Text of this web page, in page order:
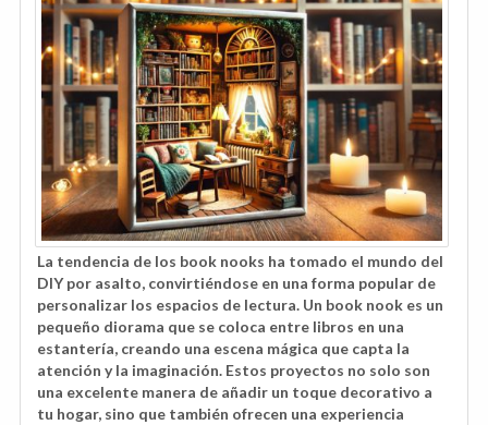
La tendencia de los book nooks ha tomado el mundo del
DIY por asalto, convirtiéndose en una forma popular de
personalizar los espacios de lectura. Un book nook es un
pequeño diorama que se coloca entre libros en una
estantería, creando una escena mágica que capta la
atención y la imaginación. Estos proyectos no solo son
una excelente manera de añadir un toque decorativo a
tu hogar, sino que también ofrecen una experiencia